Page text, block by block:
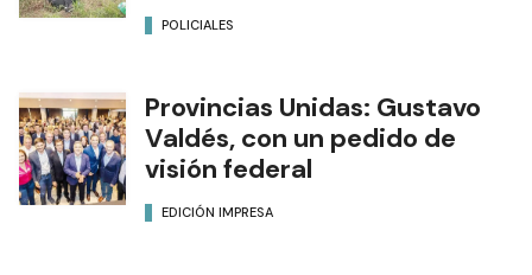
POLICIALES
Provincias Unidas: Gustavo
Valdés, con un pedido de
visión federal
EDICIÓN IMPRESA